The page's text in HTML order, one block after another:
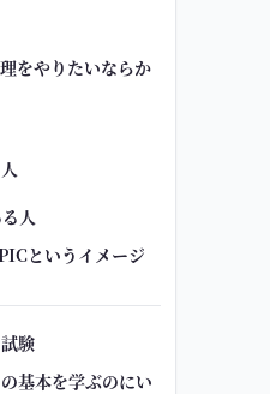
をやりたいならか
人
というイメージ
験
基本を学ぶのにい